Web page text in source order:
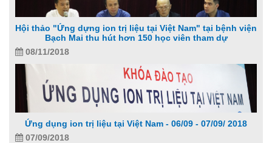
Hội thảo "Ứng dựng ion trị liệu tại Việt Nam" tại bệnh viện
Bạch Mai thu hút hơn 150 học viên tham dự
08/11/2018
Ứng dụng ion trị liệu tại Việt Nam - 06/09 - 07/09/ 2018
07/09/2018